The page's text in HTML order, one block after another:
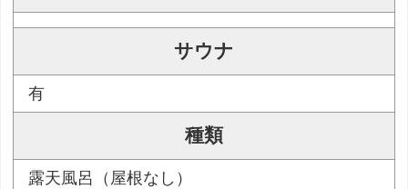
サウナ
有
種類
露天風呂（屋根なし）